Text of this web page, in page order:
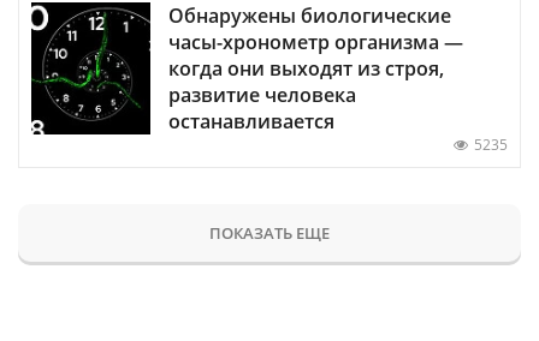
Обнаружены биологические
часы-хронометр организма —
когда они выходят из строя,
развитие человека
останавливается
5235
ПОКАЗАТЬ ЕЩЕ